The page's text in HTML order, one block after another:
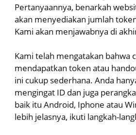
Pertanyaannya, benarkah
akan menyediakan jumlah
Kami akan menjawabnya di
Kami telah mengatakan bahwa
mendapatkan token atau
ini cukup sederhana. Anda
mengingat ID dan juga
baik itu Android, Iphone atau
lebih jelasnya, ikuti langkah-